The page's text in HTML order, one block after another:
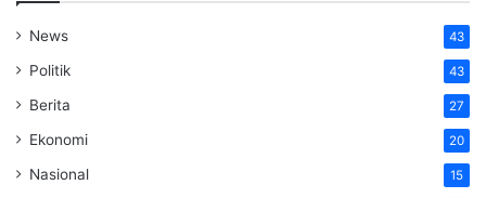
News 43
Politik 43
Berita 27
Ekonomi 20
Nasional 15